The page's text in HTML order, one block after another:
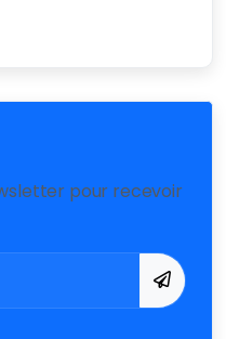
pour recevoir